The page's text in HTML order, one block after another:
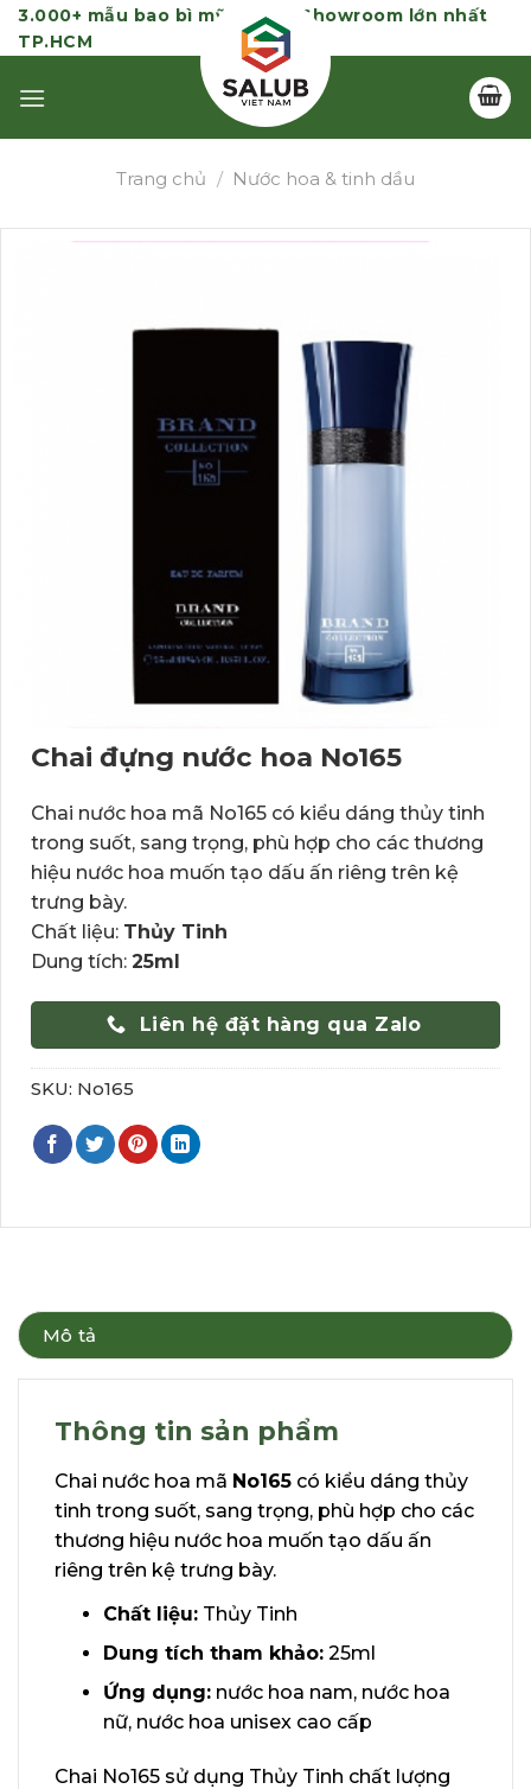
Skip
to
3.000+ mẫu bao bì mỹ phẩm | Showroom lớn nhất
TP.HCM
Trang chủ / Nước hoa & tinh dầu
Chai đựng nước hoa No165
Chai nước hoa mã No165 có kiểu dáng thủy tinh
trong suốt, sang trọng, phù hợp cho các thương
hiệu nước hoa muốn tạo dấu ấn riêng trên kệ
trưng bày.
Chất liệu: Thủy Tinh
Dung tích: 25ml
Liên hệ đặt hàng qua Zalo
SKU: No165
Mô tả
Thông tin sản phẩm
Chai nước hoa mã No165 có kiểu dáng thủy
tinh trong suốt, sang trọng, phù hợp cho các
thương hiệu nước hoa muốn tạo dấu ấn
riêng trên kệ trưng bày.
Chất liệu:Thủy Tinh
Dung tích tham khảo:25ml
Ứng dụng:nước hoa nam, nước hoa
nữ, nước hoa unisex cao cấp
Chai No165 sử dụng Thủy Tinh chất lượng